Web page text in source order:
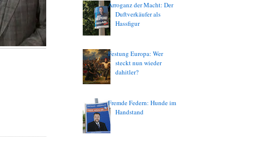
Arroganz der Macht: Der
Duftverkäufer als
Hassfigur
Festung Europa: Wer
steckt nun wieder
dahitler?
Fremde Federn: Hunde im
Handstand